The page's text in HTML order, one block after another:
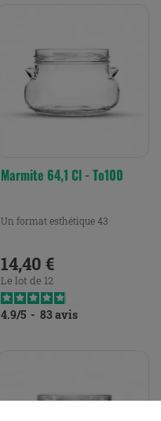
Marmite 64,1 Cl - To100
Un format esthétique 43
Prix
14,40 €
Le lot de 12
4.9/5 - 83 avis